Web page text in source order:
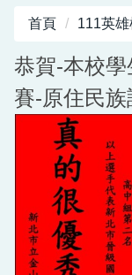
首頁 111英雄
恭賀-本校
賽-原住民